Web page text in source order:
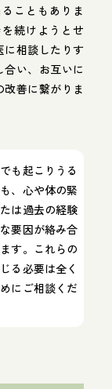
こともありま
続けようとせ
に相談したりす
い、お互いに
善に繋がりま
も起こりうる
、心や体の緊
は過去の経験
要因が絡み合
す。これらの
る必要は全く
にご相談くだ